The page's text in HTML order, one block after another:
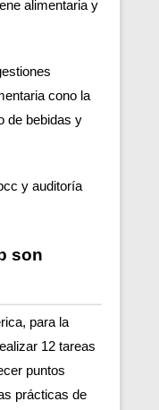
alimentaria y
cono la
de bebidas y
y auditoría
son
para la
12 tareas
puntos
prácticas de